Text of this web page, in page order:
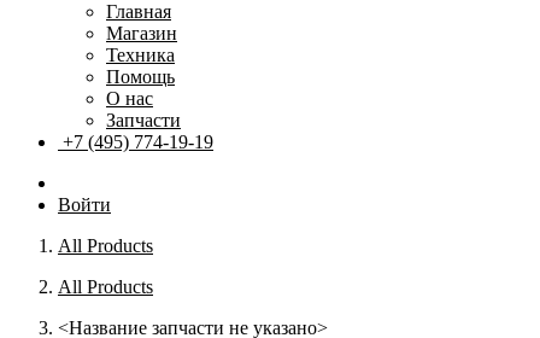
Главная
Магазин
Техника
Помощь
О нас
Запчасти
+7 (495) 774-19-19
Войти
All Products
All Products
<Название запчасти не указано>